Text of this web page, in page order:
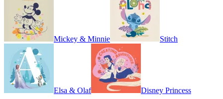
Mickey & Minnie Stitch
Elsa & Olaf Disney Princess